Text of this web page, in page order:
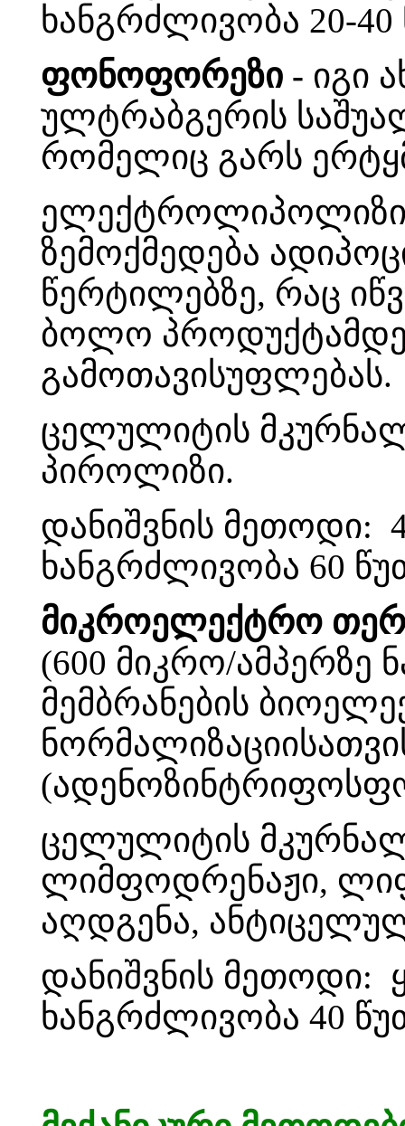
ხანგრძლივობა 20-40
ფონოფორეზი - იგი
ულტრაბგერის
რომელიც გარს
ელექტროლიპოლიზი
ზემოქმედება
წერტილებზე, რაც
ბოლო
გამოთავისუფლებას.
ცელულიტის
პიროლიზი.
დანიშვნის მეთოდი:
ხანგრძლივობა 60
მიკროელექტრო
(600 მიკრო/ამპერზე
მემბრანების
ცელულიტის
ლიმფოდრენაჟი,
აღდგენა,
დანიშვნის მეთოდი:
ხანგრძლივობა 40